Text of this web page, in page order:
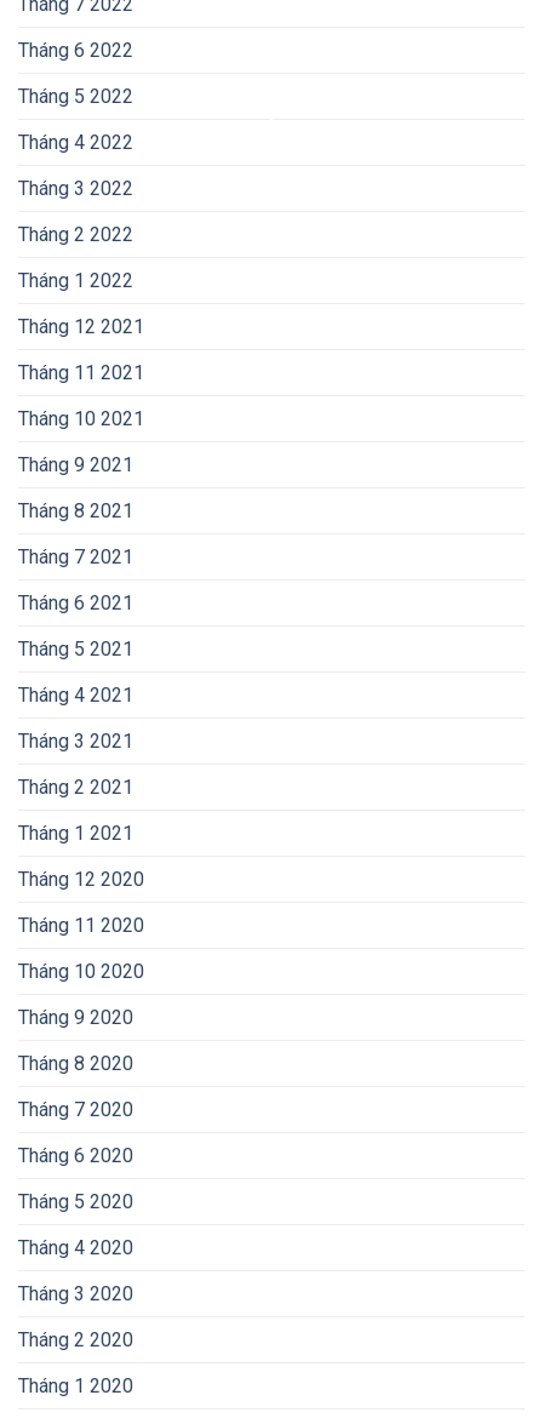
Tháng 6 2022
Tháng 5 2022
Tháng 4 2022
Tháng 3 2022
Tháng 2 2022
Tháng 1 2022
Tháng 12 2021
Tháng 11 2021
Tháng 10 2021
Tháng 9 2021
Tháng 8 2021
Tháng 7 2021
Tháng 6 2021
Tháng 5 2021
Tháng 4 2021
Tháng 3 2021
Tháng 2 2021
Tháng 1 2021
Tháng 12 2020
Tháng 11 2020
Tháng 10 2020
Tháng 9 2020
Tháng 8 2020
Tháng 7 2020
Tháng 6 2020
Tháng 5 2020
Tháng 4 2020
Tháng 3 2020
Tháng 2 2020
Tháng 1 2020